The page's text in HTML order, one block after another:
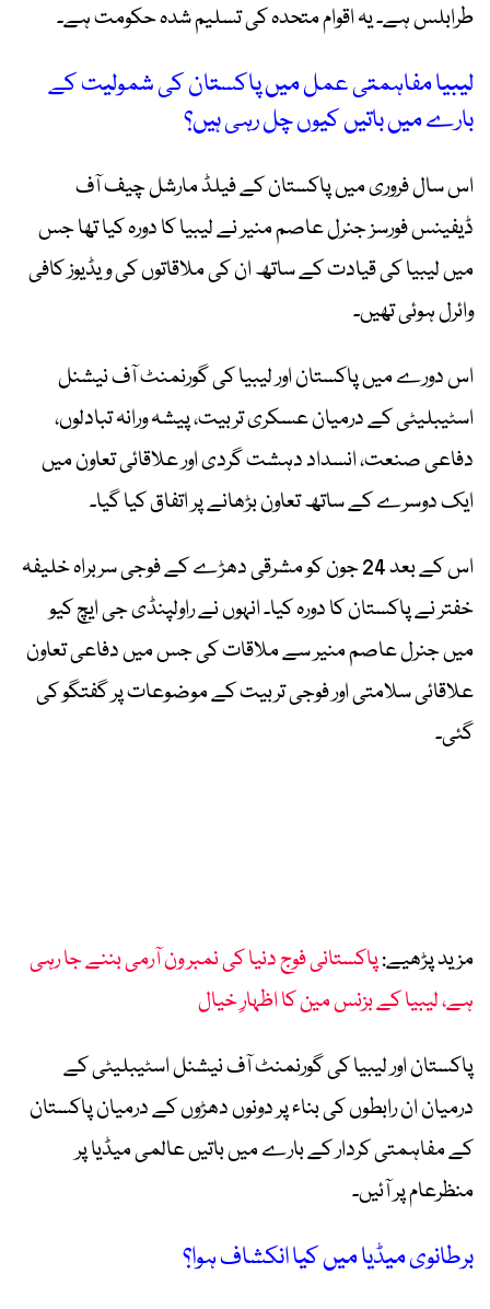
طرابلس ہے۔ یہ اقوام متحدہ کی تسلیم شدہ حکومت ہے۔
لیبیا مفاہمتی عمل میں پاکستان کی شمولیت کے
بارے میں باتیں کیوں چل رہی ہیں؟
اس سال فروری میں پاکستان کے فیلڈ مارشل چیف آف
ڈیفینس فورسز جنرل عاصم منیر نے لیبیا کا دورہ کیا تھا جس
میں لیبیا کی قیادت کے ساتھ ان کی ملاقاتوں کی ویڈیوز کافی
وائرل ہوئی تھیں۔
اس دورے میں پاکستان اور لیبیا کی گورنمنٹ آف نیشنل
اسٹیبلیٹی کے درمیان عسکری تربیت، پیشہ ورانہ تبادلوں،
دفاعی صنعت، انسداد دہشت گردی اور علاقائی تعاون میں
ایک دوسرے کے ساتھ تعاون بڑھانے پر اتفاق کیا گیا۔
اس کے بعد 24 جون کو مشرقی دھڑے کے فوجی سربراہ خلیفہ
خفتر نے پاکستان کا دورہ کیا۔ انہوں نے راولپنڈی جی ایچ کیو
میں جنرل عاصم منیر سے ملاقات کی جس میں دفاعی تعاون
علاقائی سلامتی اور فوجی تربیت کے موضوعات پر گفتگو کی
گئی۔
مزید پڑھیے:پاکستانی فوج دنیا کی نمبر ون آرمی بننے جا رہی
ہے، لیبیا کے بزنس مین کا اظہارِ خیال
پاکستان اور لیبیا کی گورنمنٹ آف نیشنل اسٹیبلیٹی کے
درمیان ان رابطوں کی بناء پر دونوں دھڑوں کے درمیان پاکستان
کے مفاہمتی کردار کے بارے میں باتیں عالمی میڈیا پر
منظرعام پر آئیں۔
برطانوی میڈیا میں کیا انکشاف ہوا؟